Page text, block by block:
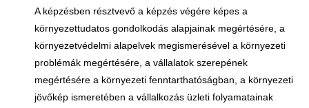
A képzésben résztvevő a képzés végére képes a
környezettudatos gondolkodás alapjainak megértésére, a
környezetvédelmi alapelvek megismerésével a környezeti
problémák megértésére, a vállalatok szerepének
megértésére a környezeti fenntarthatóságban, a környezeti
jövőkép ismeretében a vállalkozás üzleti folyamatainak